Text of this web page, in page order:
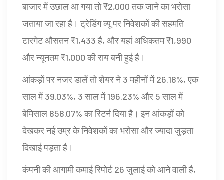
बाजार में उछाल आ गया तो ₹2,000 तक जाने का भरोसा
जताया जा रहा है। ट्रेडिंग व्यू पर निवेशकों की सहमति
टारगेट औसतन ₹1,433 है, और यहां अधिकतम ₹1,990
और न्यूनतम ₹1,000 की राय बनी हुई है।
आंकड़ों पर नजर डालें तो शेयर ने 3 महीनों में 26.18%, एक
साल में 39.03%, 3 साल में 196.23% और 5 साल में
बेमिसाल 858.07% का रिटर्न दिया है। इन आंकड़ों को
देखकर नई उम्र के निवेशकों का भरोसा और ज्यादा जुड़ता
दिखाई पड़ता है।
कंपनी की आगामी कमाई रिपोर्ट 26 जुलाई को आने वाली है,